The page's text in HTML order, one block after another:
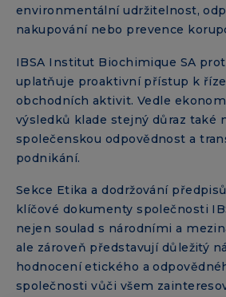
environmentální udržitelnost,
nakupování nebo prevence
IBSA Institut Biochimique SA
uplatňuje proaktivní přístup k
obchodních aktivit. Vedle
výsledků klade stejný důraz také
společenskou odpovědnost a
podnikání.
Sekce Etika a dodržování
klíčové dokumenty společnosti
nejen soulad s národními a
ale zároveň představují důležitý
hodnocení etického a
společnosti vůči všem